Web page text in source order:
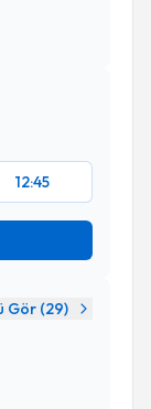
12:45
Gör (29)